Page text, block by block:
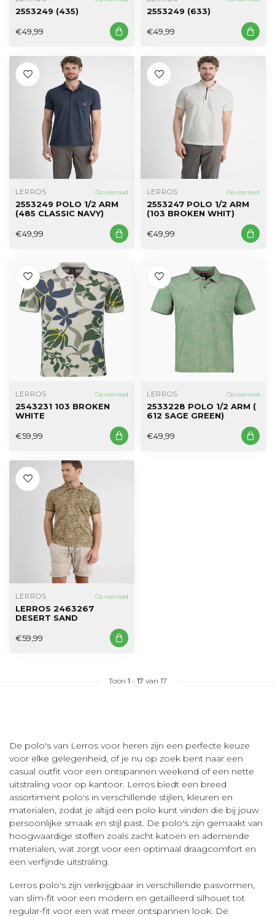
2553249 (435)
€49,99
2553249 (633)
€49,99
LERROS Op voorraad
2553249 POLO 1/2 ARM
(485 CLASSIC NAVY)
€49,99
LERROS Op voorraad
2553247 POLO 1/2 ARM
(103 BROKEN WHIT)
€49,99
LERROS Op voorraad
2543231 103 BROKEN
WHITE
€59,99
LERROS Op voorraad
2533228 POLO 1/2 ARM (
612 SAGE GREEN)
€49,99
LERROS Op voorraad
LERROS 2463267
DESERT SAND
€59,99
Toon 1 - 17 van 17
De polo's van Lerros voor heren zijn een perfecte keuze
voor elke gelegenheid, of je nu op zoek bent naar een
casual outfit voor een ontspannen weekend of een nette
uitstraling voor op kantoor. Lerros biedt een breed
assortiment polo's in verschillende stijlen, kleuren en
materialen, zodat je altijd een polo kunt vinden die bij jouw
persoonlijke smaak en stijl past. De polo's zijn gemaakt van
hoogwaardige stoffen zoals zacht katoen en ademende
materialen, wat zorgt voor een optimaal draagcomfort en
een verfijnde uitstraling.
Lerros polo's zijn verkrijgbaar in verschillende pasvormen,
van slim-fit voor een modern en getailleerd silhouet tot
regular-fit voor een wat meer ontspannen look. De